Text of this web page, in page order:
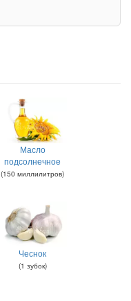
Масло
подсолнечное
(150 миллилитров)
Чеснок
(1 зубок)